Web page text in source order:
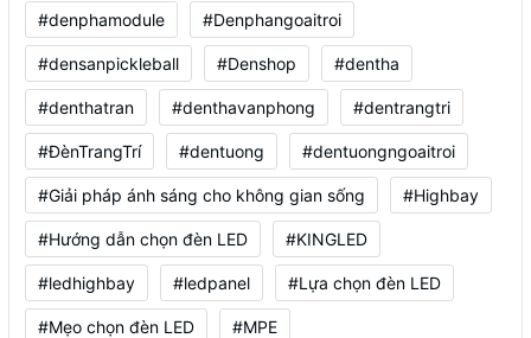
#denphamodule #Denphangoaitroi
#densanpickleball #Denshop #dentha
#denthatran #denthavanphong #dentrangtri
#ĐènTrangTrí #dentuong #dentuongngoaitroi
#Giải pháp ánh sáng cho không gian sống #Highbay
#Hướng dẫn chọn đèn LED #KINGLED
#ledhighbay #ledpanel #Lựa chọn đèn LED
#Mẹo chọn đèn LED #MPE